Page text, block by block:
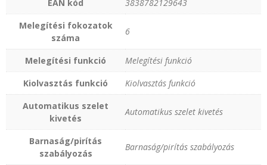
EAN kód
3838782129643
Melegítési fokozatok
száma
6
Melegítési funkció
Melegítési funkció
Kiolvasztás funkció
Kiolvasztás funkció
Automatikus szelet
kivetés
Automatikus szelet kivetés
Barnaság/pirítás
szabályozás
Barnaság/pirítás szabályozás